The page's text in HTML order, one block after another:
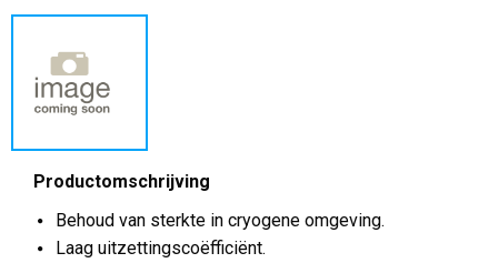
Productomschrijving
Behoud van sterkte in cryogene omgeving.
Laag uitzettingscoëfficiënt.